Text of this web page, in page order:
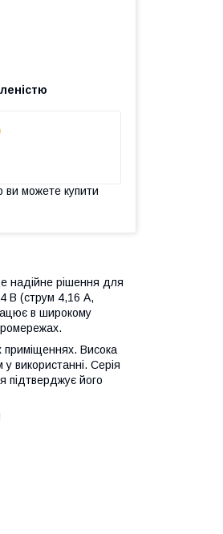
ви можете купити
надійне рішення для
В (струм 4,16 A,
в широкому
приміщеннях. Висока
використанні. Серія
підтверджує його